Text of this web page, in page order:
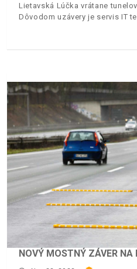
Lietavská Lúčka vrátane
Dôvodom uzávery je servis IT
NOVÝ MOSTNÝ ZÁVER